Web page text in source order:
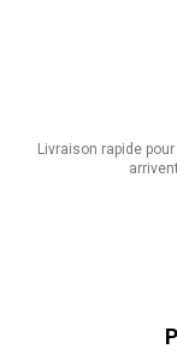
Livraison rapide